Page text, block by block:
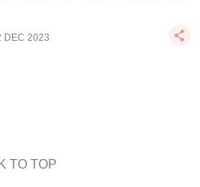
DEC 2023
TO TOP